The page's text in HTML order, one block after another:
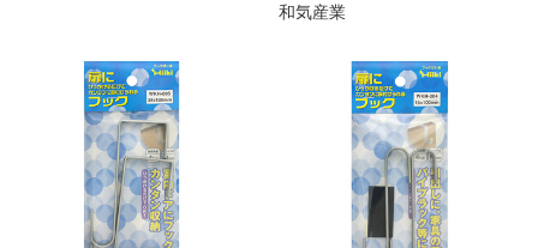
和気産業